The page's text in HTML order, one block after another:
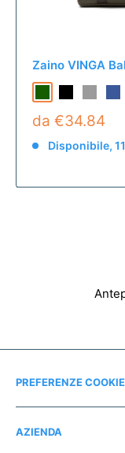
Zaino VINGA
da €34.84
Disponibile,
PREFERENZE COOKIE
Modifica consensi
AZIENDA